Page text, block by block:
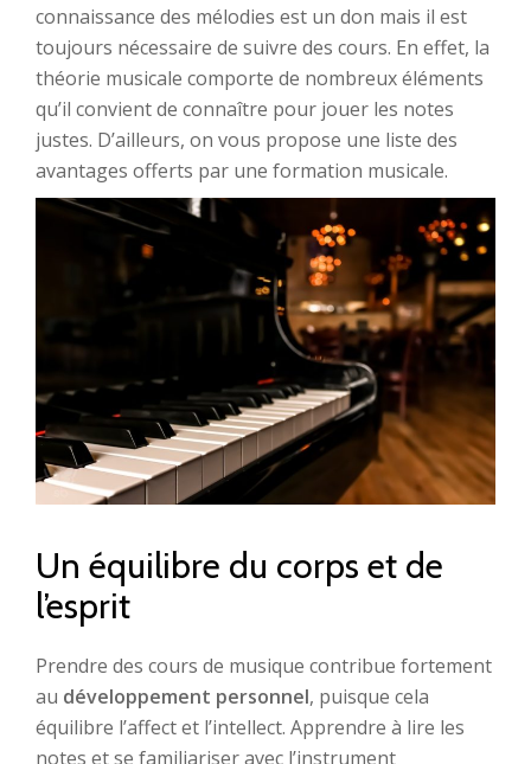
connaissance des mélodies est un don mais il est
toujours nécessaire de suivre des cours. En effet, la
théorie musicale comporte de nombreux éléments
qu’il convient de connaître pour jouer les notes
justes. D’ailleurs, on vous propose une liste des
avantages offerts par une formation musicale.
Un équilibre du corps et de
l’esprit
Prendre des cours de musique contribue fortement
au développement personnel, puisque cela
équilibre l’affect et l’intellect. Apprendre à lire les
notes et se familiariser avec l’instrument